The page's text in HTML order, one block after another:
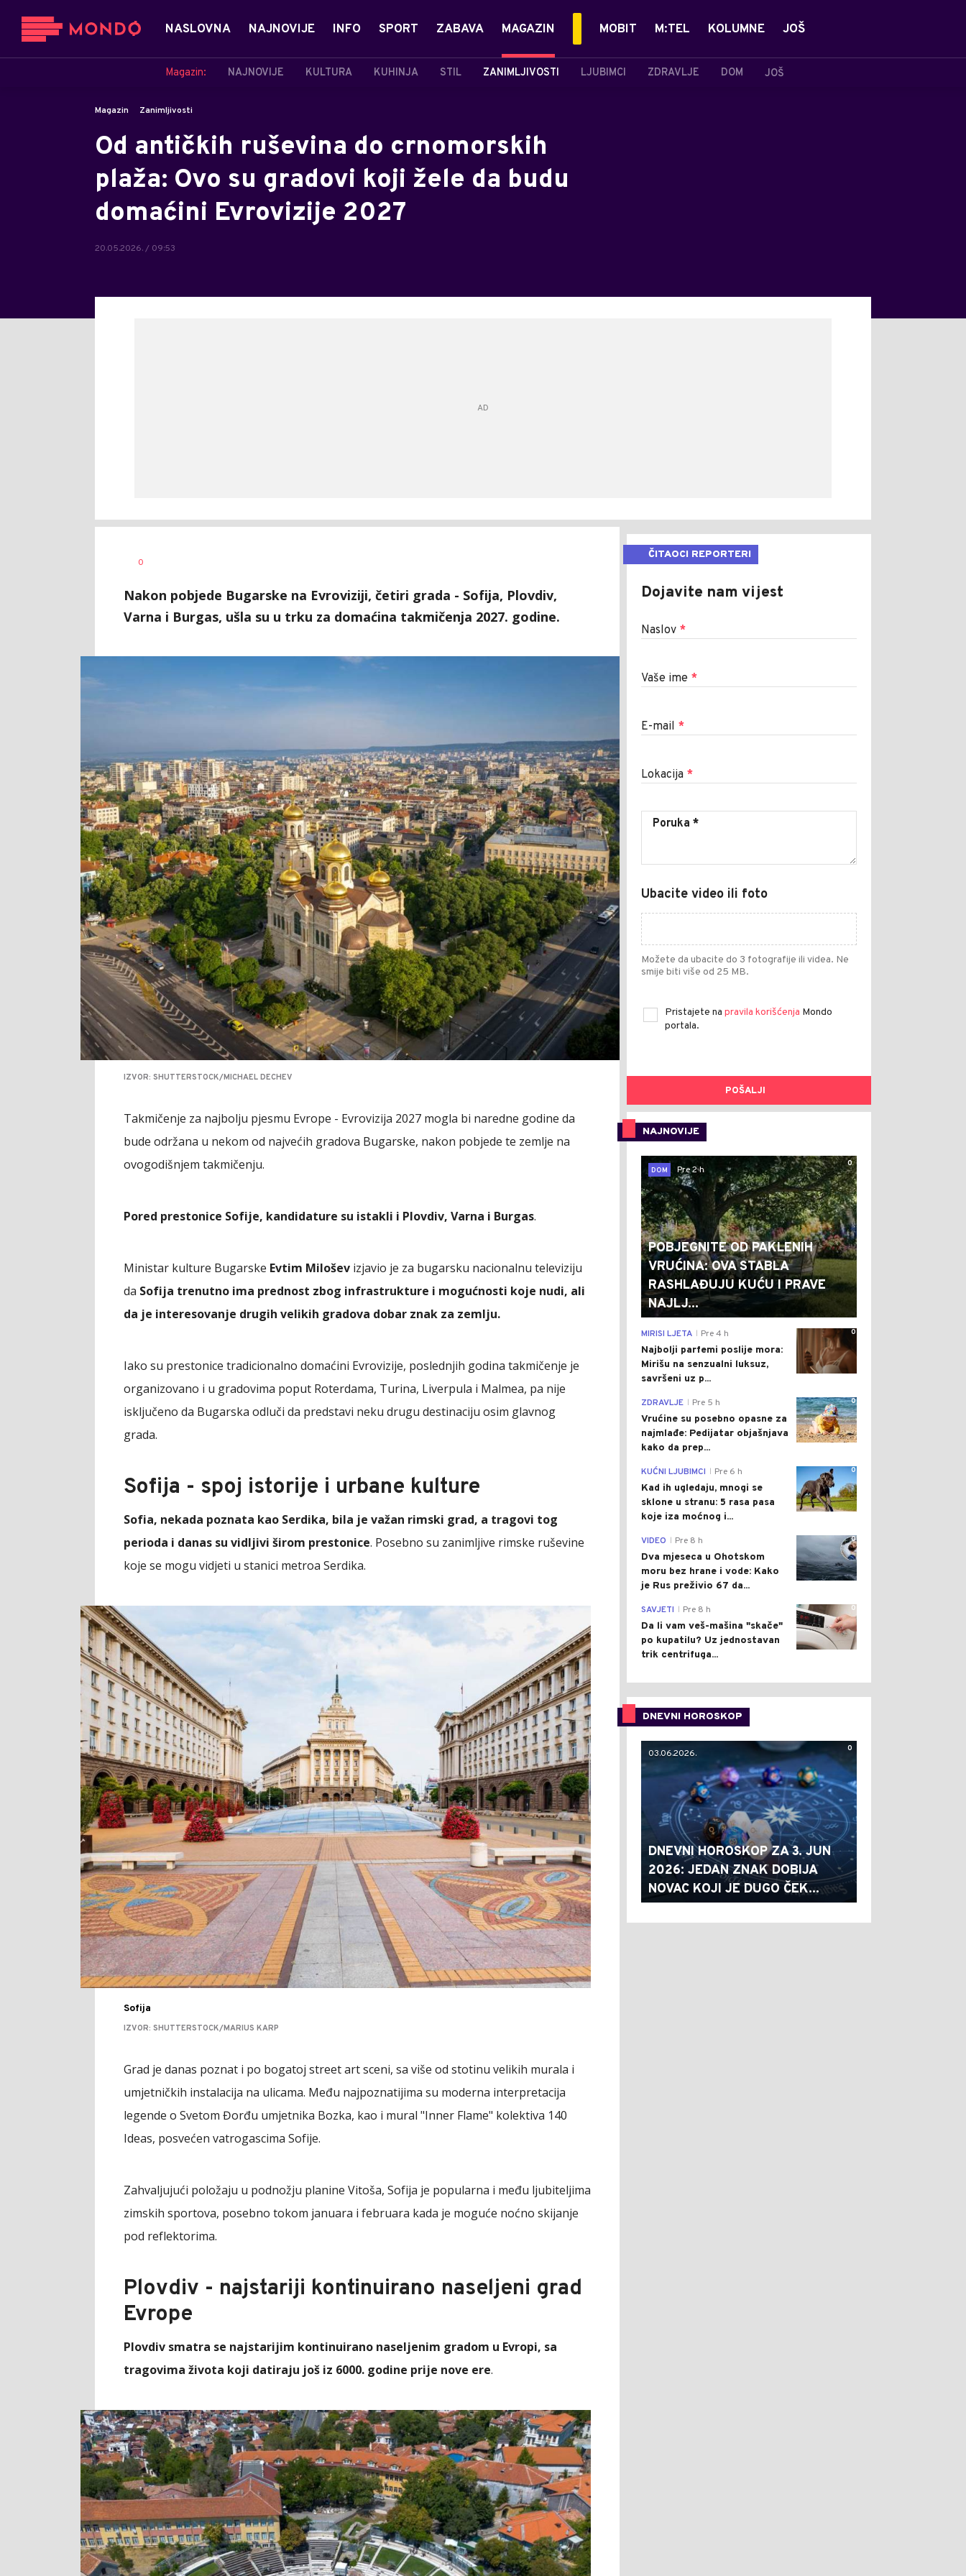
NASLOVNA NAJNOVIJE INFO SPORT ZABAVA MAGAZIN
Magazin: NAJNOVIJE KULTURA KUHINJA STIL ZANIMLJIVOSTI LJUBIMCI ZDRAVLJE DOM JOŠ
MOBIT M:TEL KOLUMNE JOŠ
Magazin Zanimljivosti
Od antičkih ruševina do crnomorskih
plaža: Ovo su gradovi koji žele da budu
domaćini Evrovizije 2027
20.05.2026. / 09:53
0
Nakon pobjede Bugarske na Evroviziji, četiri grada - Sofija, Plovdiv,
Varna i Burgas, ušla su u trku za domaćina takmičenja 2027. godine.
IZVOR: SHUTTERSTOCK/MICHAEL DECHEV
Takmičenje za najbolju pjesmu Evrope - Evrovizija 2027 mogla bi naredne godine da
bude održana u nekom od najvećih gradova Bugarske, nakon pobjede te zemlje na
ovogodišnjem takmičenju.
Pored prestonice Sofije, kandidature su istakli i Plovdiv, Varna i Burgas.
Ministar kulture Bugarske Evtim Milošev izjavio je za bugarsku nacionalnu televiziju
da Sofija trenutno ima prednost zbog infrastrukture i mogućnosti koje nudi, ali
da je interesovanje drugih velikih gradova dobar znak za zemlju.
Iako su prestonice tradicionalno domaćini Evrovizije, poslednjih godina takmičenje je
organizovano i u gradovima poput Roterdama, Turina, Liverpula i Malmea, pa nije
isključeno da Bugarska odluči da predstavi neku drugu destinaciju osim glavnog
grada.
Sofija - spoj istorije i urbane kulture
Sofia, nekada poznata kao Serdika, bila je važan rimski grad, a tragovi tog
perioda i danas su vidljivi širom prestonice. Posebno su zanimljive rimske ruševine
koje se mogu vidjeti u stanici metroa Serdika.
Sofija
IZVOR: SHUTTERSTOCK/MARIUS KARP
Grad je danas poznat i po bogatoj street art sceni, sa više od stotinu velikih murala i
umjetničkih instalacija na ulicama. Među najpoznatijima su moderna interpretacija
legende o Svetom Đorđu umjetnika Bozka, kao i mural "Inner Flame" kolektiva 140
Ideas, posvećen vatrogascima Sofije.
Zahvaljujući položaju u podnožju planine Vitoša, Sofija je popularna i među ljubiteljima
zimskih sportova, posebno tokom januara i februara kada je moguće noćno skijanje
pod reflektorima.
Plovdiv - najstariji kontinuirano naseljeni grad
Evrope
Plovdiv smatra se najstarijim kontinuirano naseljenim gradom u Evropi, sa
tragovima života koji datiraju još iz 6000. godine prije nove ere.
ČITAOCI REPORTERI
Dojavite nam vijest
Naslov *
Vaše ime *
E-mail *
Lokacija *
Ubacite video ili foto
Možete da ubacite do 3 fotografije ili videa. Ne
smije biti više od 25 MB.
Pristajete na pravila korišćenja Mondo
portala.
POŠALJI
NAJNOVIJE
0
DOM
Pre 2 h
POBJEGNITE OD PAKLENIH
VRUĆINA: OVA STABLA
RASHLAĐUJU KUĆU I PRAVE
NAJLJ...
0
MIRISI LJETA Pre 4 h
Najbolji parfemi poslije mora:
Mirišu na senzualni luksuz,
savršeni uz p...
0
ZDRAVLJE Pre 5 h
Vrućine su posebno opasne za
najmlađe: Pedijatar objašnjava
kako da prep...
0
KUĆNI LJUBIMCI Pre 6 h
Kad ih ugledaju, mnogi se
sklone u stranu: 5 rasa pasa
koje iza moćnog i...
0
VIDEO Pre 8 h
Dva mjeseca u Ohotskom
moru bez hrane i vode: Kako
je Rus preživio 67 da...
0
SAVJETI Pre 8 h
Da li vam veš-mašina "skače"
po kupatilu? Uz jednostavan
trik centrifuga...
DNEVNI HOROSKOP
0
03.06.2026.
DNEVNI HOROSKOP ZA 3. JUN
2026: JEDAN ZNAK DOBIJA
NOVAC KOJI JE DUGO ČEK...